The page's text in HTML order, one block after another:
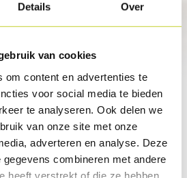
Details Over
van cookies
om content en advertenties te
voor social media te bieden
te analyseren. Ook delen we
van onze site met onze
adverteren en analyse. Deze
combineren met andere
heeft verstrekt of die ze hebben